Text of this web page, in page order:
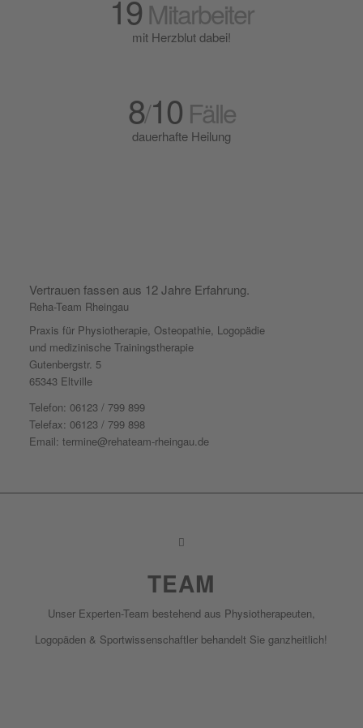
19 Mitarbeiter
mit Herzblut dabei!
8/10Fälle
dauerhafte Heilung
Vertrauen fassen aus 12 Jahre Erfahrung.
Reha-Team Rheingau
Praxis für Physiotherapie, Osteopathie, Logopädie
und medizinische Trainingstherapie
Gutenbergstr. 5
65343 Eltville
Telefon: 06123 / 799 899
Telefax: 06123 / 799 898
Email: termine@rehateam-rheingau.de
TEAM
Unser Experten-Team bestehend aus Physiotherapeuten,
Logopäden & Sportwissenschaftler behandelt Sie ganzheitlich!